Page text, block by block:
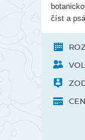
číst a